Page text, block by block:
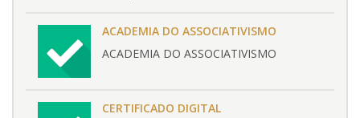
ACADEMIA DO ASSOCIATIVISMO
ACADEMIA DO ASSOCIATIVISMO
CERTIFICADO DIGITAL